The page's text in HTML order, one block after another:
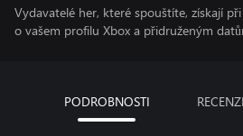
Vydavatelé her, které spouštíte, získají
o vašem profilu Xbox a přidruženým
PODROBNOSTI